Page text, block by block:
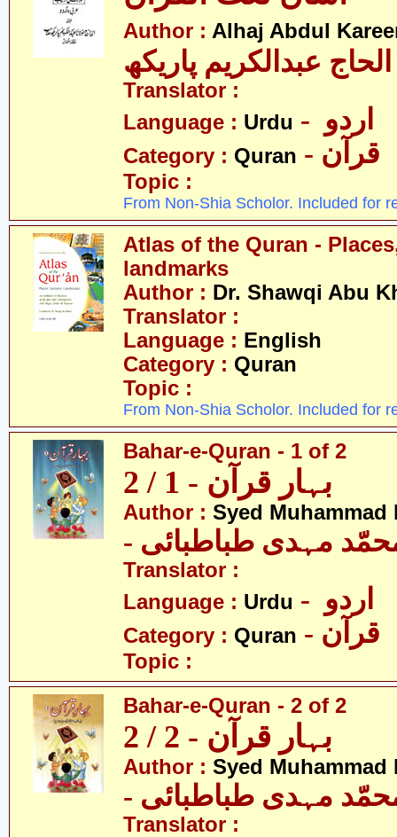
Author : Alhaj Abdul
Translator :
Language : Urdu
Category : Quran - قرآن
Topic :
From Non-Shia Scholor. Included for
Atlas of the Quran -
landmarks
Author : Dr. Shawqi Abu
Translator :
Language : English
Category : Quran
Topic :
From Non-Shia Scholor. Included for
Bahar-e-Quran - 1 of 2
بہار قرآن - 1 / 2
Author : Syed Muhammad
مہدی طباطبائی
Translator :
Language : Urdu
Category : Quran - قرآن
Topic :
Bahar-e-Quran - 2 of 2
بہار قرآن - 2 / 2
Author : Syed Muhammad
مہدی طباطبائی
Translator :